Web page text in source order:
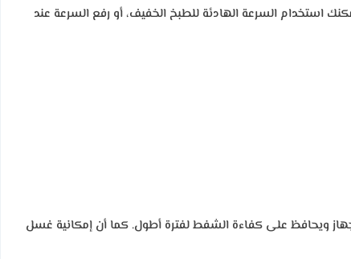
استخدام السرعة الهادئة للطبخ الخفيف، أو رفع السرعة عند
ويحافظ على كفاءة الشفط لفترة أطول. كما أن إمكانية غسل